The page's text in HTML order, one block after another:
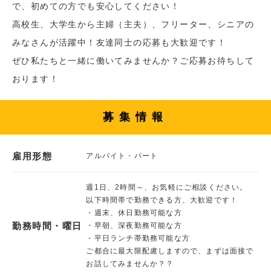
で、初めての方でも安心してください！
高校生、大学生から主婦（主夫）、フリーター、シニアの
みなさんが活躍中！友達同士の応募も大歓迎です！
ぜひ私たちと一緒に働いてみませんか？ご応募お待ちして
おります！
募集情報
雇用形態 アルバイト・パート
勤務時間・曜日
週1日、2時間～、お気軽にご相談ください。
以下時間帯で勤務できる方、大歓迎です！
・週末、休日勤務可能な方
・早朝、深夜勤務可能な方
・平日ランチ帯勤務可能な方
ご都合に最大限配慮しますので、まずは面接で
お話してみませんか？？